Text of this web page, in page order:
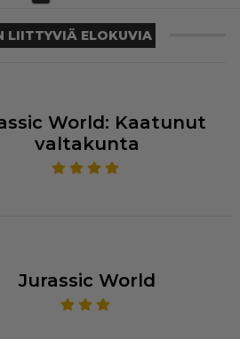
LIITTYVIÄ ELOKUVIA
World: Kaatunut
valtakunta
Jurassic World